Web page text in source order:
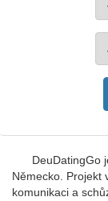
DeuDatingGo
Německo. Projekt
komunikaci a